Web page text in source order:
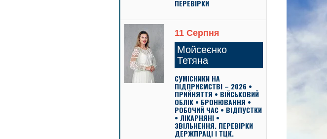
ПЕРЕВІРКИ
11 Серпня
Мойсеєнко
Тетяна
СУМІСНИКИ НА
ПІДПРИЄМСТВІ – 2026 •
ПРИЙНЯТТЯ • ВІЙСЬКОВИЙ
ОБЛІК • БРОНЮВАННЯ •
РОБОЧИЙ ЧАС • ВІДПУСТКИ
• ЛІКАРНЯНІ •
ЗВІЛЬНЕННЯ. ПЕРЕВІРКИ
ДЕРЖПРАЦІ І ТЦК.